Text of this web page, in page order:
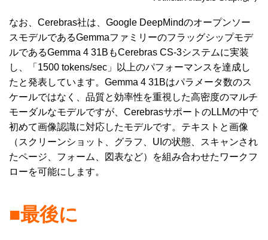
なお、Cerebras社は、Google DeepMindのオープンソー
スモデルであるGemmaファミリーのフラッグシップモデ
ルであるGemma 4 31BもCerebras CS-3システムに実装
し、「1500 tokens/sec」以上のパフォーマンスを達成し
たと発表しています。Gemma 4 31Bはパラメータ数のス
ケールではなく、品質と効率性を重視した高密度のマルチ
モーダルなモデルですが、CerebrasサポートのLLMの中で
初めて画像認識に対応したモデルです。テキストと画像
（スクリーンショット、グラフ、UIの状態、スキャンされ
たページ、フォーム、図表など）を組み合わせたワークフ
ローを可能にします。
■最後に